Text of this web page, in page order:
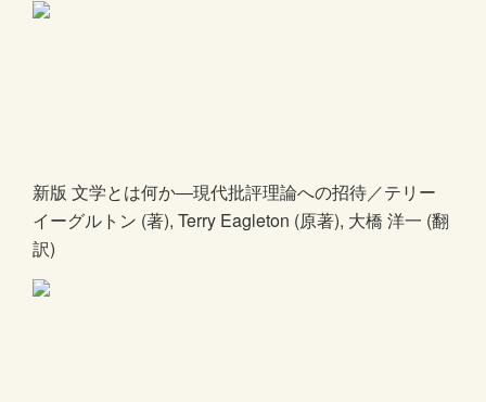
新版 文学とは何か―現代批評理論への招待／テリー
イーグルトン (著), Terry Eagleton (原著), 大橋 洋一 (翻
訳)